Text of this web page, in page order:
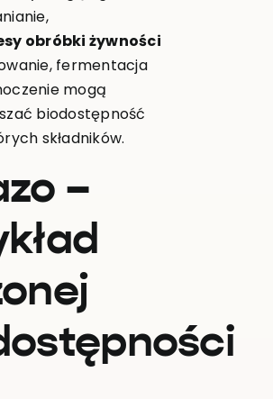
obróbki żywności
fermentacja
mogą
biodostępność
składników.
–